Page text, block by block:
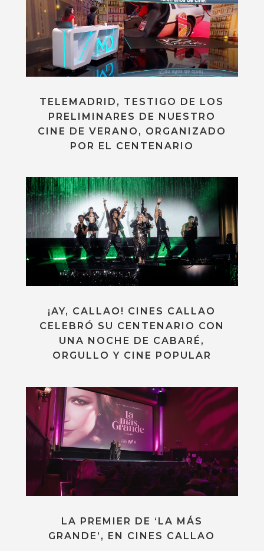
TELEMADRID, TESTIGO DE LOS
PRELIMINARES DE NUESTRO
CINE DE VERANO, ORGANIZADO
POR EL CENTENARIO
¡AY, CALLAO! CINES CALLAO
CELEBRÓ SU CENTENARIO CON
UNA NOCHE DE CABARÉ,
ORGULLO Y CINE POPULAR
LA PREMIER DE ‘LA MÁS
GRANDE’, EN CINES CALLAO